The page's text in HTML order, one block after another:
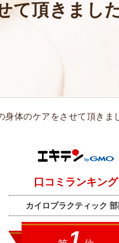
て頂きまし
体のケアをさせて頂きま